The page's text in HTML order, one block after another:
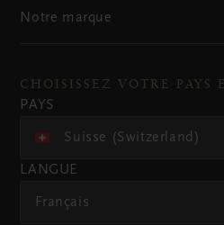
Notre marque
CHOISISSEZ VOTRE PAYS
PAYS
Suisse (Switzerland)
LANGUE
Français